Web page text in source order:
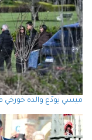
ميسي يودّع والده خورخي